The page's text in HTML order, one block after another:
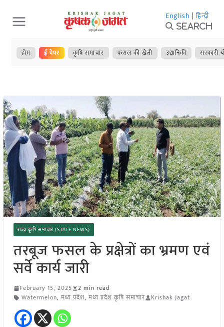
Skip
to
content
English | हिन्दी
Search
होम ई-पेपर कृषि समाचार फसल की खेती उद्यानिकी सरकारी
राज्य कृषि समाचार (STATE NEWS)
तरबूज फसल के प्रक्षेत्रों का भ्रमण एवं
सर्वे कार्य जारी
February 15, 2025
2 min read
Watermelon, मध्य प्रदेश, मध्य प्रदेश कृषि समाचार Krishak Jagat